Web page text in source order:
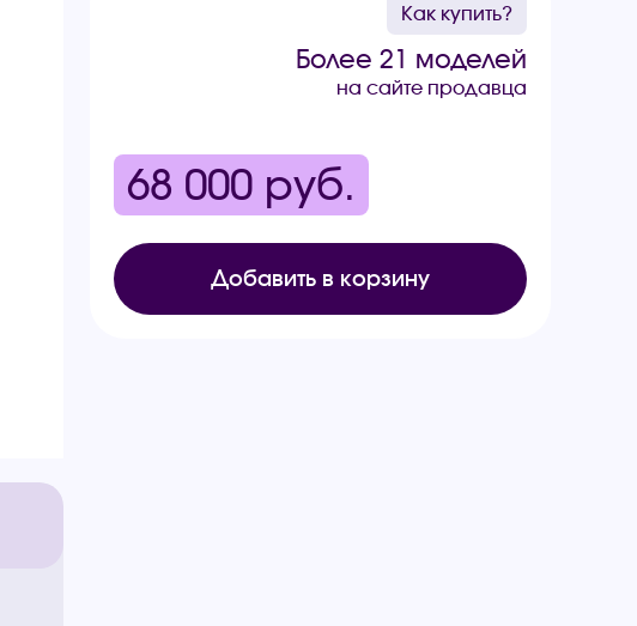
Как купить?
Более 21 моделей
на сайте продавца
68 000 руб.
Добавить в корзину